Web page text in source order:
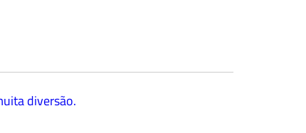
diversão.